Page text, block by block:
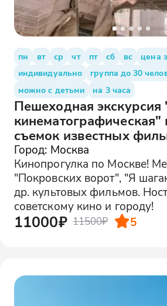
пн вт ср чт пт сб вс
цена
индивидуально
группа до 30
можно с детьми
на 3 часа
Пешеходная
кинематографическая"
съемок известных
Город: Москва
Кинопрогулка по Москве!
"Покровских ворот", "Я
др. культовых фильмов.
советскому кино и городу!
11000₽ 11500₽ 5